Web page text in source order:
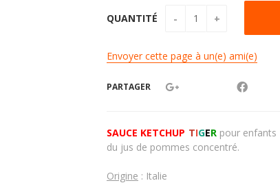
QUANTITÉ
Envoyer cette page à un(e) ami(e)
PARTAGER
SAUCE KETCHUP TIGERpour enfants
du jus de pommes concentré.
Origine : Italie